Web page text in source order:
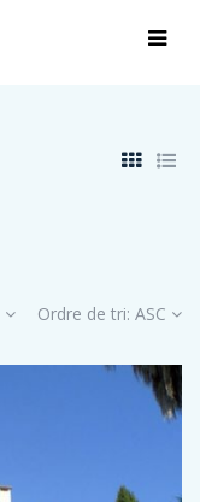
Ordre de tri: ASC